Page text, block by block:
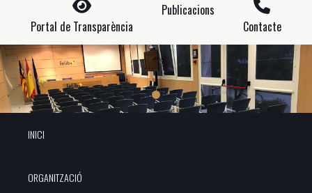
Portal de Transparència
Publicacions
Contacte
INICI
ORGANITZACIÓ